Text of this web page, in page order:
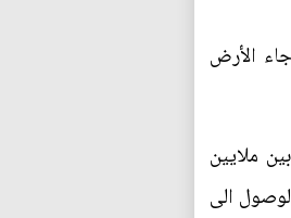
الأرض
ملايين
الى